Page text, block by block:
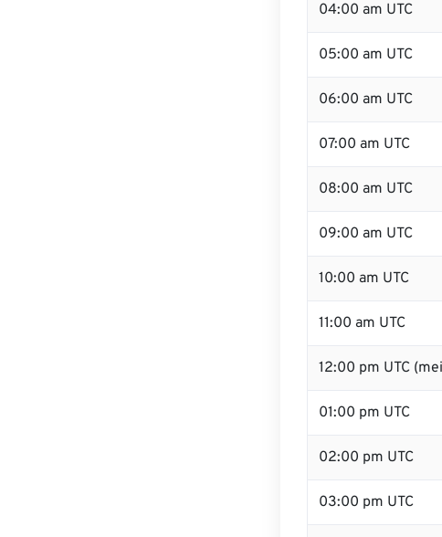
04:00 am UTC
05:00 am UTC
06:00 am UTC
07:00 am UTC
08:00 am UTC
09:00 am UTC
10:00 am UTC
11:00 am UTC
12:00 pm UTC
01:00 pm UTC
02:00 pm UTC
03:00 pm UTC